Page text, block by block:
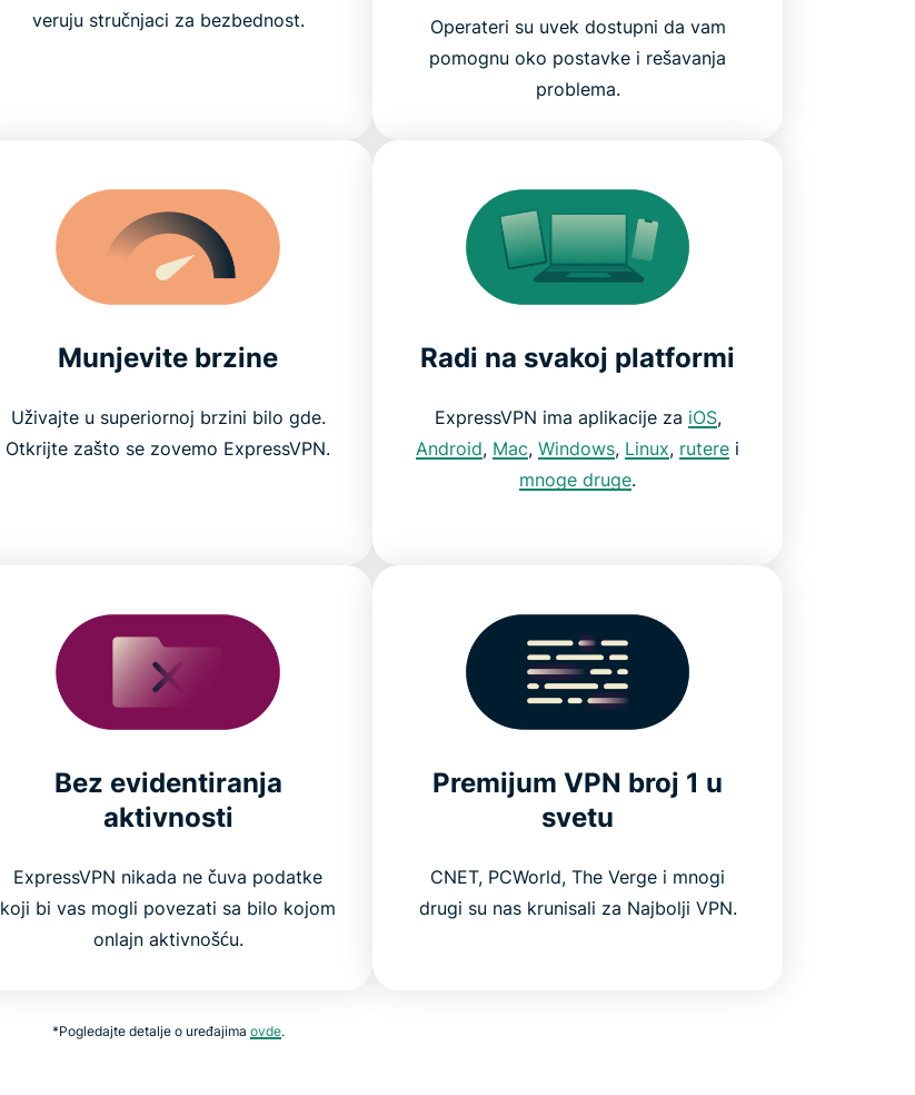
veruju stručnjaci za bezbednost.
Operateri su uvek dostupni da vam
pomognu oko postavke i rešavanja
problema.
Munjevite brzine
Uživajte u superiornoj brzini bilo gde.
Otkrijte zašto se zovemo ExpressVPN.
Radi na svakoj platformi
ExpressVPN ima aplikacije za iOS,
Android, Mac,Windows, Linux, rutere i
mnoge druge.
Bez evidentiranja
aktivnosti
ExpressVPN nikada ne čuva podatke
koji bi vas mogli povezati sa bilo kojom
onlajn aktivnošću.
Premijum VPN broj 1 u
svetu
CNET, PCWorld, The Verge i mnogi
drugi su nas krunisali za Najbolji VPN.
*Pogledajte detalje o uređajima ovde.